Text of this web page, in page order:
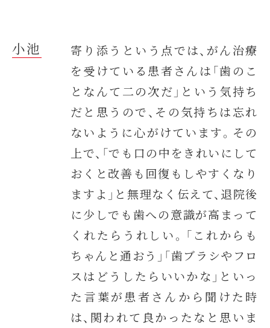
小池
寄り添うという点では、がん治療
を受けている患者さんは「歯のこ
となんて二の次だ」という気持ち
だと思うので、その気持ちは忘れ
ないように心がけています。その
上で、「でも口の中をきれいにして
おくと改善も回復もしやすくなり
ますよ」と無理なく伝えて、退院後
に少しでも歯への意識が高まって
くれたらうれしい。「これからも
ちゃんと通おう」「歯ブラシやフロ
スはどうしたらいいかな」といっ
た言葉が患者さんから聞けた時
は、関われて良かったなと思いま